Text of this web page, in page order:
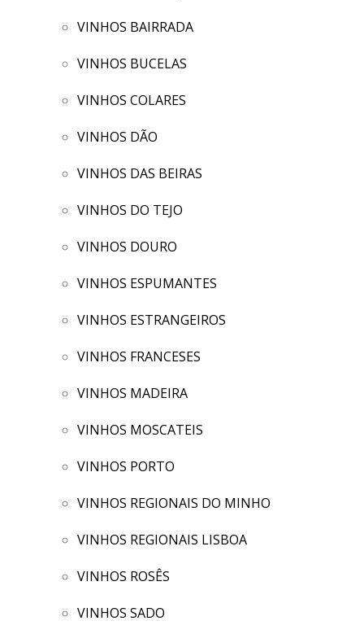
VINHOS BAIRRADA
VINHOS BUCELAS
VINHOS COLARES
VINHOS DÃO
VINHOS DAS BEIRAS
VINHOS DO TEJO
VINHOS DOURO
VINHOS ESPUMANTES
VINHOS ESTRANGEIROS
VINHOS FRANCESES
VINHOS MADEIRA
VINHOS MOSCATEIS
VINHOS PORTO
VINHOS REGIONAIS DO MINHO
VINHOS REGIONAIS LISBOA
VINHOS ROSÊS
VINHOS SADO